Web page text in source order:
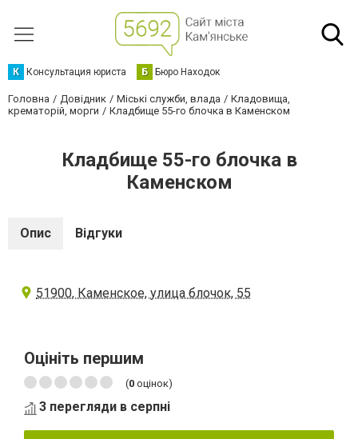
К Консультация юриста Б Бюро Находок
Головна Довідник Міські служби, влада
Кладовища,
крематорій, морги
Кладбище 55-го блочка в Каменском
Кладбище 55-го блочка в
Каменском
Опис Відгуки
51900, Каменское, улица блочок, 55
Оцініть першим
(0 оцінок)
3 перегляди в серпні